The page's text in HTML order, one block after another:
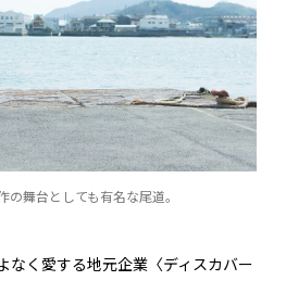
舞台としても有名な尾道。
なく愛する地元企業〈ディスカバー